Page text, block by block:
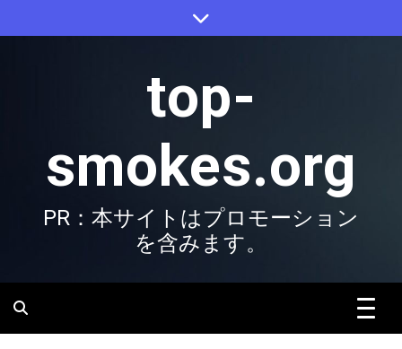
to
top-
smokes.org
PR：本サイトはプロモーション
を含みます。